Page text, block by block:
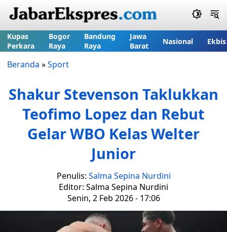
Kupas
Perkara
Bogor
Raya
Bandung
Raya
Jawa
Barat
Nasional Ekbis
Beranda »Sport
Shakur Stevenson Taklukkan
Teofimo Lopez dan Rebut
Gelar WBO Kelas Welter
Junior
Penulis: Salma Sepina Nurdini
Editor: Salma Sepina Nurdini
Senin, 2 Feb 2026 - 17:06